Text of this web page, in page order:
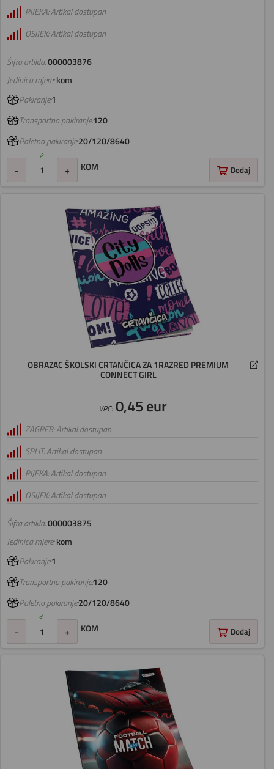
Šifra artikla:000003876
RIJEKA: Artikal dostupan
OSIJEK: Artikal dostupan
Jedinica mjere:kom
Pakiranje:1
Transportno pakiranje:120
Paletno pakiranje:20/120/8640
- + KOM Dodaj
OBRAZAC ŠKOLSKI CRTANČICA ZA 1RAZRED PREMIUM
CONNECT GIRL
Šifra artikla:000003875
VPC:0,45 eur
ZAGREB: Artikal dostupan
SPLIT: Artikal dostupan
RIJEKA: Artikal dostupan
OSIJEK: Artikal dostupan
Jedinica mjere:kom
Pakiranje:1
Transportno pakiranje:120
Paletno pakiranje:20/120/8640
- + KOM Dodaj